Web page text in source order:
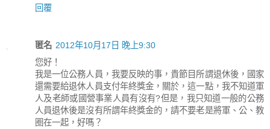
回覆
匿名 2012年10月17日 晚上9:30
您好！
我是一位公務人員，我要反映的事，貴節目所謂退休後，國家
還需要給退休人員支付年終獎金，關於，這一點，我不知道軍
人及老師或國營事業人員有沒有?但是，我只知道一般的公務
人員退休後是沒有所謂年終獎金的，請不要老是將軍、公、教
圈在一起，好嗎？